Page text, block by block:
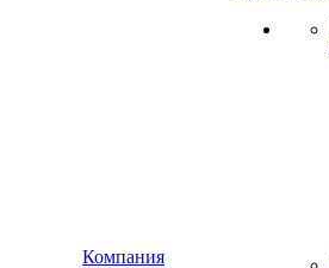
Компания